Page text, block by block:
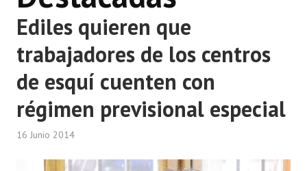
Bloques Políticos
Integrantes del Concejo
Comisiones Permanentes
Comisiones Especiales
Concejales Mandato Cumplido
Ediles quieren que
trabajadores de los centros
de esquí cuenten con
régimen previsional especial
16 Junio 2014